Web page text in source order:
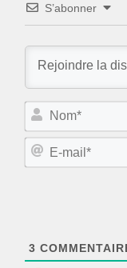
S’abonner
3